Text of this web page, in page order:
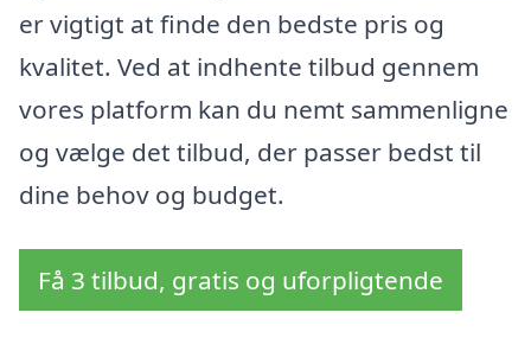
er vigtigt at finde den bedste pris og
kvalitet. Ved at indhente tilbud gennem
vores platform kan du nemt sammenligne
og vælge det tilbud, der passer bedst til
dine behov og budget.
Få 3 tilbud, gratis og uforpligtende